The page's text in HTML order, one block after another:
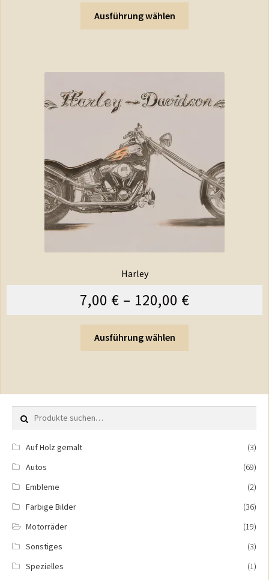
Ausführung wählen
Harley
7,00 € – 120,00 €
Ausführung wählen
Suche nach:
Auf Holz gemalt
(3)
Autos
(69)
Embleme
(2)
Farbige Bilder
(36)
Motorräder
(19)
Sonstiges
(3)
Spezielles
(1)